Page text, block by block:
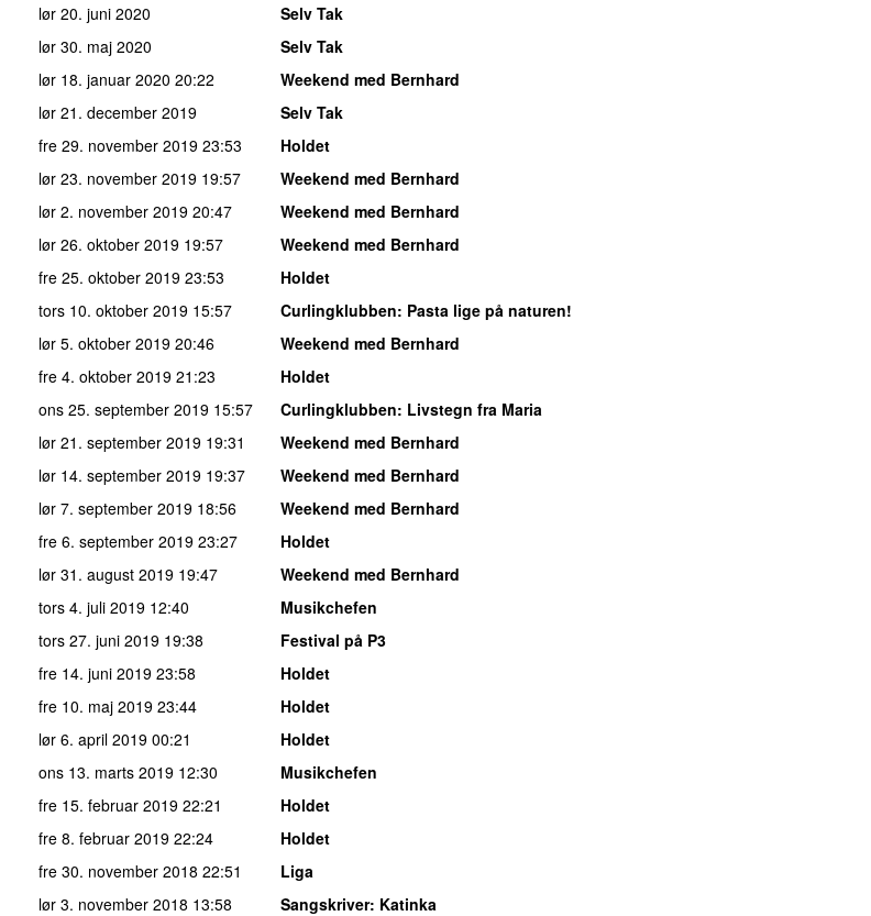
lør 20. juni 2020
Selv Tak
lør 30. maj 2020
Selv Tak
lør 18. januar 2020 20:22
Weekend med Bernhard
lør 21. december 2019
Selv Tak
fre 29. november 2019 23:53
Holdet
lør 23. november 2019 19:57
Weekend med Bernhard
lør 2. november 2019 20:47
Weekend med Bernhard
lør 26. oktober 2019 19:57
Weekend med Bernhard
fre 25. oktober 2019 23:53
Holdet
tors 10. oktober 2019 15:57 Curlingklubben: Pasta lige på naturen!
lør 5. oktober 2019 20:46
Weekend med Bernhard
fre 4. oktober 2019 21:23
Holdet
ons 25. september 2019 15:57 Curlingklubben: Livstegn fra Maria
lør 21. september 2019 19:31
Weekend med Bernhard
lør 14. september 2019 19:37
Weekend med Bernhard
lør 7. september 2019 18:56
Weekend med Bernhard
fre 6. september 2019 23:27
Holdet
lør 31. august 2019 19:47
Weekend med Bernhard
tors 4. juli 2019 12:40
Musikchefen
tors 27. juni 2019 19:38
Festival på P3
fre 14. juni 2019 23:58
Holdet
fre 10. maj 2019 23:44
Holdet
lør 6. april 2019 00:21
Holdet
ons 13. marts 2019 12:30
Musikchefen
fre 15. februar 2019 22:21
Holdet
fre 8. februar 2019 22:24
Holdet
fre 30. november 2018 22:51
Liga
lør 3. november 2018 13:58 Sangskriver: Katinka